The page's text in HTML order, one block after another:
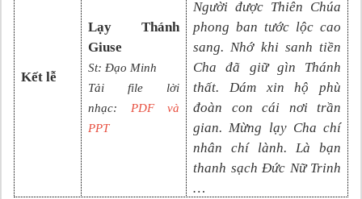
Kết lễ
Lạy Thánh
Giuse
St: Đạo Minh
Tải file lời
nhạc:
PDF và
PPT
Người được Thiên Chúa
phong ban tước lộc cao
sang. Nhớ khi sanh tiền
Cha đã giữ gìn Thánh
thất. Dám xin hộ phù
đoàn con cái nơi trần
gian. Mừng lạy Cha chí
nhân chí lành. Là bạn
thanh sạch Đức Nữ Trinh
…